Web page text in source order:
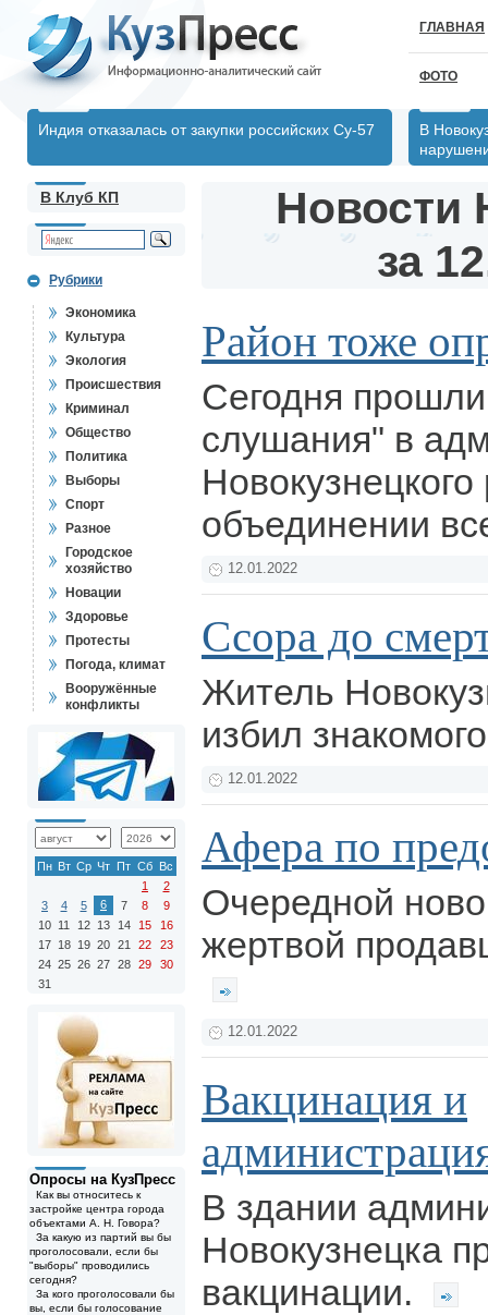
ГЛАВНАЯ
ФОТО
Индия отказалась от закупки российских Су-57
В
В Клуб КП
Рубрики
Экономика
Культура
Экология
Происшествия
Криминал
Общество
Политика
Выборы
Спорт
Разное
Городское
хозяйство
Новации
Здоровье
Протесты
Погода, климат
Вооружённые
конфликты
Пн Вт Ср Чт Пт Сб Вс
1
2
3
4 5 6 7 8
9
10 11 12 13 14 15
16
17 18 19 20 21 22
23
24 25 26 27 28 29
30
31
Опросы на КузПресс
Как вы относитесь к
застройке центра города
объектами А. Н. Говора?
За какую из партий вы бы
проголосовали, если бы
"выборы" проводились
сегодня?
За кого проголосовали бы
вы, если бы голосование
Новости
за
Район тоже
Сегодня
слушания" в
объединении
12.01.2022
Ссора до
Житель
избил
12.01.2022
Афера по
Очередной
жертвой
12.01.2022
Вакцинация и
В здании
Новокузнецка
вакцинации.